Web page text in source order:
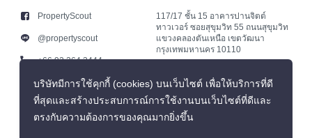
PropertyScout
@propertyscout
+66 92 264 3444
+66 92 264 3444
contact@propertyscout.co.th
117/17 ชั้น 15 อาคารปานจิตต์
ทาวเวอร์ ซอยสุขุมวิท 55 ถนนสุขุมวิท
แขวงคลองตันเหนือ เขตวัฒนา
กรุงเทพมหานคร 10110
บริษัทมีการใช้คุกกี้ (cookies) บนเว็บไซต์ เพื่อให้บริการที่ดี
ที่สุดและสร้างประสบการณ์การใช้งานบนเว็บไซต์ที่ดีและ
ตรงกับความต้องการของคุณมากยิ่งขึ้น